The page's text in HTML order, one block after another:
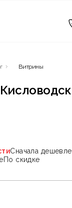
Витрины
Сначала дешевле
По скидке